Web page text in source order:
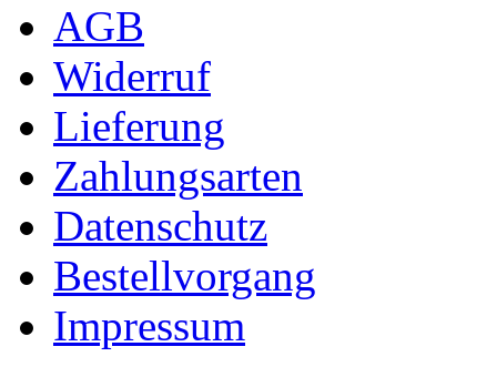
AGB
Widerruf
Lieferung
Zahlungsarten
Datenschutz
Bestellvorgang
Impressum